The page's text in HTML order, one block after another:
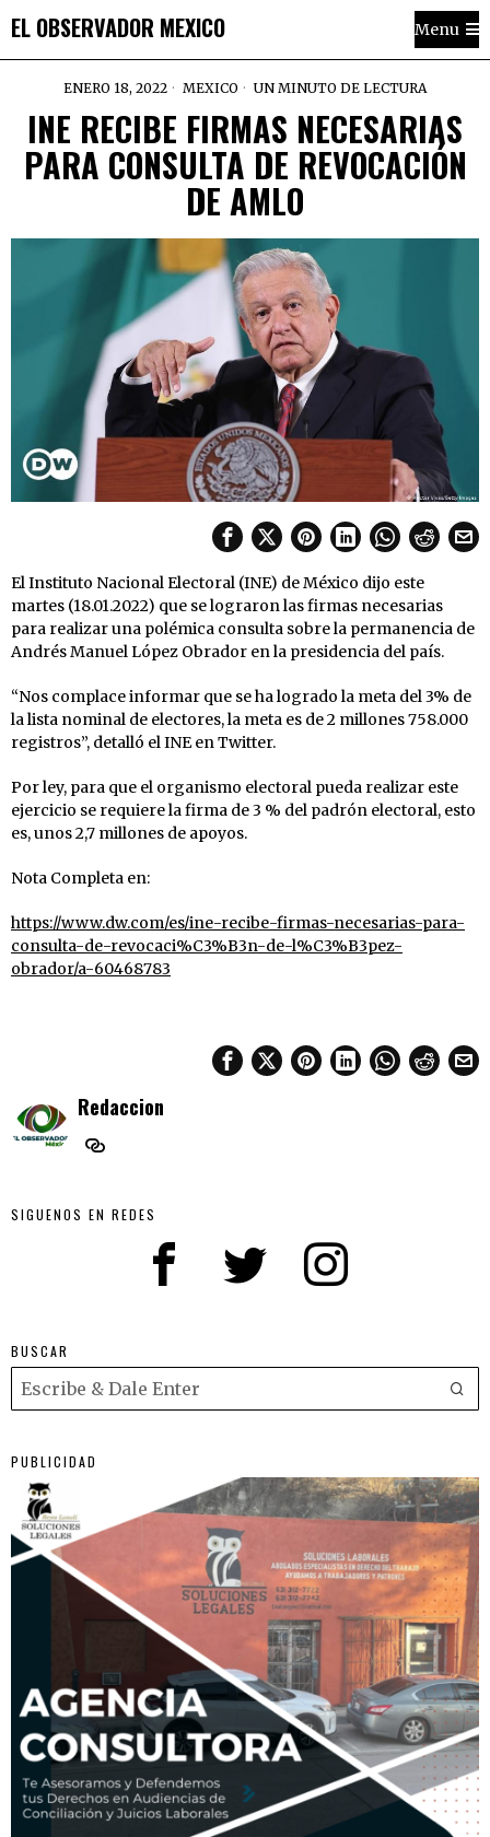
EL OBSERVADOR MEXICO Menu
ENERO 18, 2022 MEXICO UN MINUTO DE LECTURA
INE RECIBE FIRMAS NECESARIAS
PARA CONSULTA DE REVOCACIÓN
DE AMLO
El Instituto Nacional Electoral (INE) de México dijo este
martes (18.01.2022) que se lograron las firmas necesarias
para realizar una polémica consulta sobre la permanencia de
Andrés Manuel López Obrador en la presidencia del país.
“Nos complace informar que se ha logrado la meta del 3% de
la lista nominal de electores, la meta es de 2 millones 758.000
registros”, detalló el INE en Twitter.
Por ley, para que el organismo electoral pueda realizar este
ejercicio se requiere la firma de 3 % del padrón electoral, esto
es, unos 2,7 millones de apoyos.
Nota Completa en:
https://www.dw.com/es/ine-recibe-firmas-necesarias-para-
consulta-de-revocaci%C3%B3n-de-l%C3%B3pez-
obrador/a-60468783
Redaccion
SIGUENOS EN REDES
BUSCAR
PUBLICIDAD